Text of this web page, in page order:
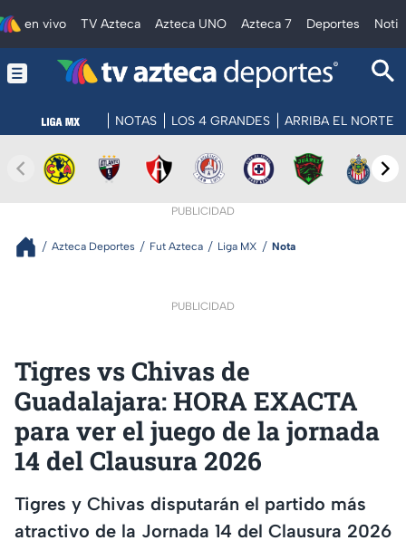
en vivo TV Azteca Azteca UNO Azteca 7 Deportes
NOTAS LOS 4 GRANDES ARRIBA EL NORTE
PUBLICIDAD
Azteca Deportes Fut Azteca Liga MX Nota
PUBLICIDAD
Tigres vs Chivas de
Guadalajara: HORA EXACTA
para ver el juego de la jornada
14 del Clausura 2026
Tigres y Chivas disputarán el partido más
atractivo de la Jornada 14 del Clausura 2026